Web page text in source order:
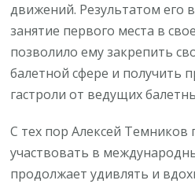
движений. Результатом его
занятие первого места в
позволило ему закрепить
балетной сфере и получить
гастроли от ведущих
С тех пор Алексей
участвовать в
продолжает удивлять и